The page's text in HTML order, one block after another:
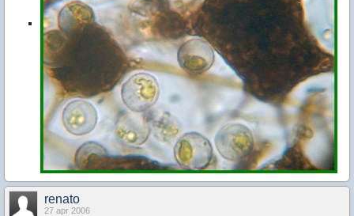
renato
27 apr 2006